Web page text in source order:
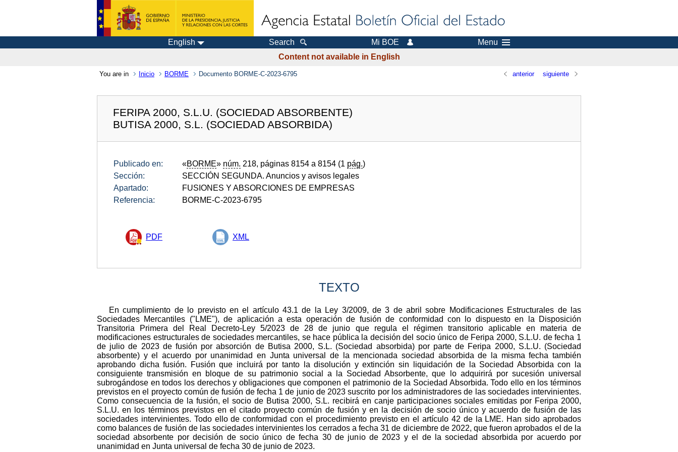
English Search Mi BOE
Menu
Content not available in English
You are in Inicio BORME Documento BORME-C-2023-6795 anterior siguiente
FERIPA 2000, S.L.U. (SOCIEDAD ABSORBENTE)
BUTISA 2000, S.L. (SOCIEDAD ABSORBIDA)
Publicado en: «BORME» núm. 218, páginas 8154 a 8154 (1 pág.)
Sección:
SECCIÓN SEGUNDA. Anuncios y avisos legales
Apartado:
FUSIONES Y ABSORCIONES DE EMPRESAS
Referencia:
BORME-C-2023-6795
PDF XML
TEXTO
En cumplimiento de lo previsto en el artículo 43.1 de la Ley 3/2009, de 3 de abril sobre Modificaciones Estructurales de las
Sociedades Mercantiles ("LME"), de aplicación a esta operación de fusión de conformidad con lo dispuesto en la Disposición
Transitoria Primera del Real Decreto-Ley 5/2023 de 28 de junio que regula el régimen transitorio aplicable en materia de
modificaciones estructurales de sociedades mercantiles, se hace pública la decisión del socio único de Feripa 2000, S.L.U. de fecha 1
de julio de 2023 de fusión por absorción de Butisa 2000, S.L. (Sociedad absorbida) por parte de Feripa 2000, S.L.U. (Sociedad
absorbente) y el acuerdo por unanimidad en Junta universal de la mencionada sociedad absorbida de la misma fecha también
aprobando dicha fusión. Fusión que incluirá por tanto la disolución y extinción sin liquidación de la Sociedad Absorbida con la
consiguiente transmisión en bloque de su patrimonio social a la Sociedad Absorbente, que lo adquirirá por sucesión universal
subrogándose en todos los derechos y obligaciones que componen el patrimonio de la Sociedad Absorbida. Todo ello en los términos
previstos en el proyecto común de fusión de fecha 1 de junio de 2023 suscrito por los administradores de las sociedades intervinientes.
Como consecuencia de la fusión, el socio de Butisa 2000, S.L. recibirá en canje participaciones sociales emitidas por Feripa 2000,
S.L.U. en los términos previstos en el citado proyecto común de fusión y en la decisión de socio único y acuerdo de fusión de las
sociedades intervinientes. Todo ello de conformidad con el procedimiento previsto en el artículo 42 de la LME. Han sido aprobados
como balances de fusión de las sociedades intervinientes los cerrados a fecha 31 de diciembre de 2022, que fueron aprobados el de la
sociedad absorbente por decisión de socio único de fecha 30 de junio de 2023 y el de la sociedad absorbida por acuerdo por
unanimidad en Junta universal de fecha 30 de junio de 2023.